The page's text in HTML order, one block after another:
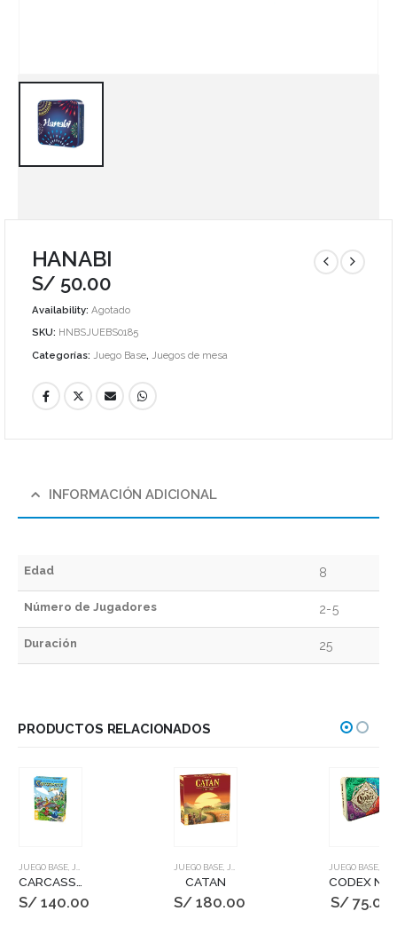
HANABI
S/ 50.00
Availability: Agotado
SKU: HNBSJUEBS0185
Categorías: Juego Base, Juegos de mesa
INFORMACIÓN ADICIONAL
Edad 8
Número de Jugadores 2-5
Duración 25
PRODUCTOS RELACIONADOS
JUEGO BASE, JUEGOS DE MESA
S/140.00
JUEGO BASE, JUEGOS DE MESA
CATAN
S/180.00
JUEGO BASE,
S/75.00